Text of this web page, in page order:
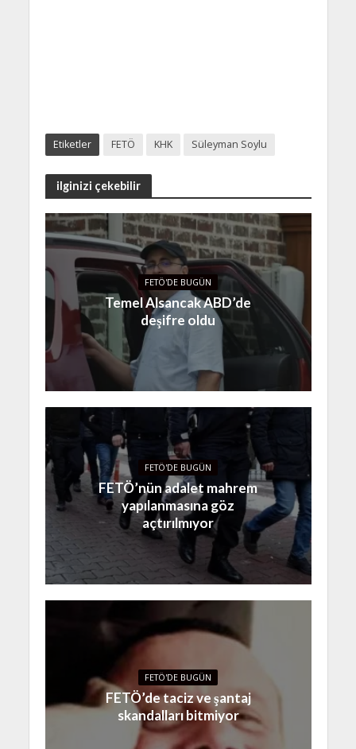
Etiketler FETÖ KHK Süleyman Soylu
ilginizi çekebilir
FETÖ'DE BUGÜN
Temel Alsancak ABD’de
deşifre oldu
FETÖ'DE BUGÜN
FETÖ’nün adalet mahrem
yapılanmasına göz
açtırılmıyor
FETÖ'DE BUGÜN
FETÖ’de taciz ve şantaj
skandalları bitmiyor